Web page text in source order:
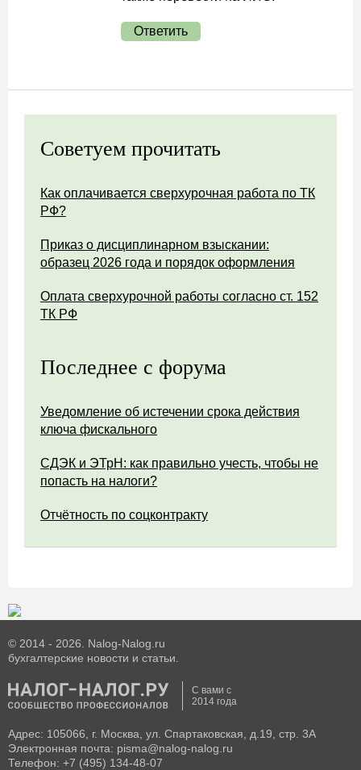
Ответить
Советуем прочитать
Как оплачивается сверхурочная работа по ТК
РФ?
Приказ о дисциплинарном взыскании:
образец 2026 года и порядок оформления
Оплата сверхурочной работы согласно ст. 152
ТК РФ
Последнее с форума
Уведомление об истечении срока действия
ключа фискального
СДЭК и ЭТрН: как правильно учесть, чтобы не
попасть на налоги?
Отчётность по соцконтракту
© 2014 - 2026. Nalog-Nalog.ru
бухгалтерские новости и статьи.
С вами с
2014 года
Адрес: 105066, г. Москва, ул. Спартаковская, д.19, стр. 3А
Электронная почта: pisma@nalog-nalog.ru
Телефон: +7 (495) 134-48-07